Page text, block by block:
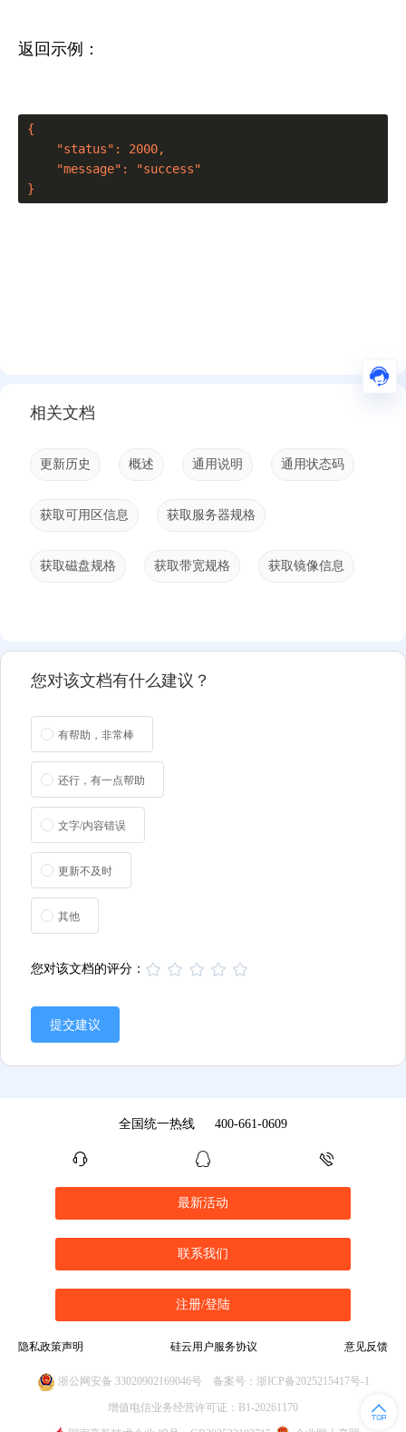
返回示例：
{
"status": 2000,
"message": "success"
}
相关文档
更新历史 概述 通用说明 通用状态码
获取可用区信息 获取服务器规格
获取磁盘规格 获取带宽规格 获取镜像信息
您对该文档有什么建议？
有帮助，非常棒
还行，有一点帮助
文字/内容错误
更新不及时
其他
您对该文档的评分：
提交建议
全国统一热线 400-661-0609
最新活动
联系我们
注册/登陆
隐私政策声明 硅云用户服务协议 意见反馈
浙公网安备 33020902169046号 备案号：浙ICP备2025215417号-1
增值电信业务经营许可证：B1-20261170